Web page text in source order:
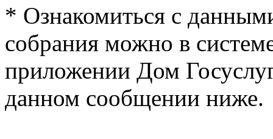
* Ознакомиться с
собрания можно в
приложении Дом
данном сообщении ниже.